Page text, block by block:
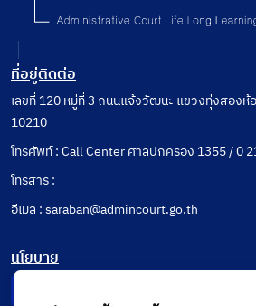
ที่อยู่ติดต่อ
เลขที่ 120 หมู่ที่ 3 ถนนแจ้งวัฒนะ แขวงทุ่งสองห้
10210
โทรศัพท์ : Call Center ศาลปกครอง 1355 / 0
โทรสาร :
อีเมล : saraban@admincourt.go.th
นโยบาย